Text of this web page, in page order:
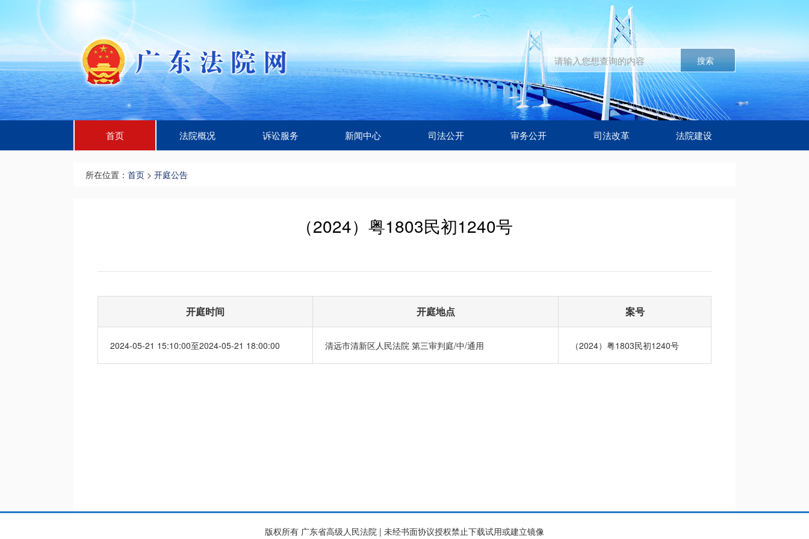
搜索
首页 法院概况 诉讼服务 新闻中心 司法公开 审务公开 司法改革 法院建设
所在位置： 首页 > 开庭公告
（2024）粤1803民初1240号
开庭时间 开庭地点 案号
2024-05-21 15:10:00至2024-05-21 18:00:00 清远市清新区人民法院 第三审判庭/中/通用 （2024）粤1803民初1240号
版权所有 广东省高级人民法院 | 未经书面协议授权禁止下载试用或建立镜像